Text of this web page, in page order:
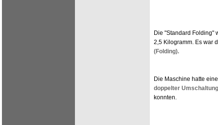
Die "Standard Folding"
2,5 Kilogramm. Es war
(Folding).
Die Maschine hatte
doppelter Umschaltung
konnten.